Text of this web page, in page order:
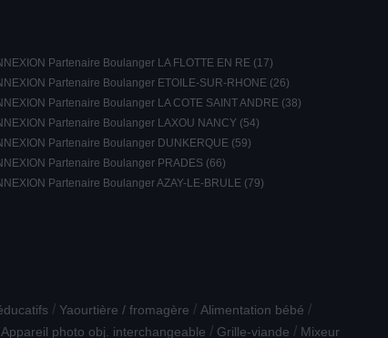
Partenaire Boulanger LA FLOTTE EN RE (17)
Partenaire Boulanger ETOILE-SUR-RHONE (26)
Partenaire Boulanger LA COTE SAINT ANDRE (38)
Partenaire Boulanger LAXOU NANCY (54)
Partenaire Boulanger DUNKERQUE (59)
Partenaire Boulanger PRADES (66)
Partenaire Boulanger AZAY-LE-BRULE (79)
/ Yaourtière / fromagère / Alimentation bébé /
Appareil photo obj. interchangeable / Grille-viande / Mixeur